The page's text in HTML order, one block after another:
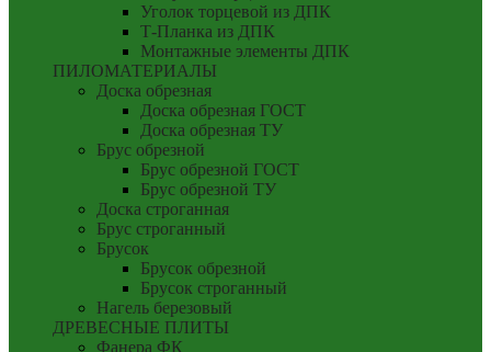
Уголок торцевой из ДПК
Т-Планка из ДПК
Монтажные элементы ДПК
ПИЛОМАТЕРИАЛЫ
Доска обрезная
Доска обрезная ГОСТ
Доска обрезная ТУ
Брус обрезной
Брус обрезной ГОСТ
Брус обрезной ТУ
Доска строганная
Брус строганный
Брусок
Брусок обрезной
Брусок строганный
Нагель березовый
ДРЕВЕСНЫЕ ПЛИТЫ
Фанера ФК